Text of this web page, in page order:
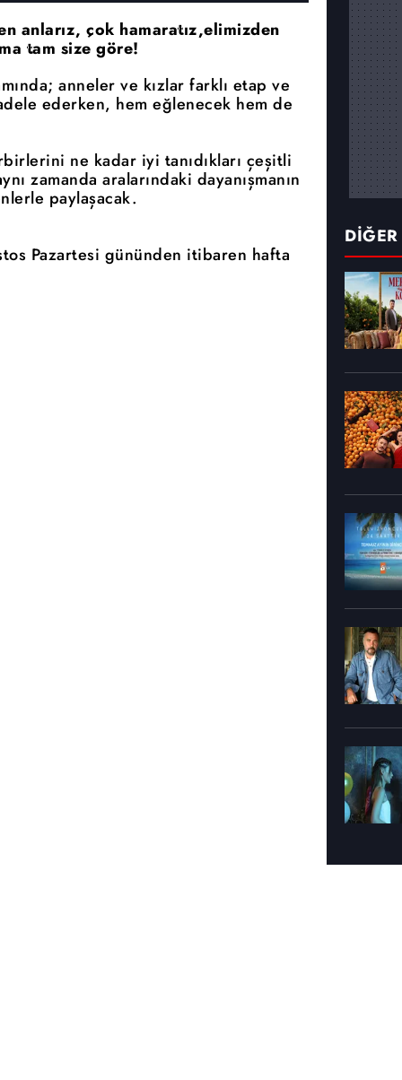
anlarız, çok hamaratız,elimizden
tam size göre!
anneler ve kızlar farklı etap ve
ederken, hem eğlenecek hem de
ne kadar iyi tanıdıkları çeşitli
zamanda aralarındaki dayanışmanın
paylaşacak.
Pazartesi gününden itibaren hafta